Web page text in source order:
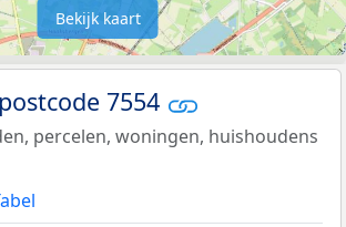
Bekijk kaart
7554
percelen, woningen, huishoudens